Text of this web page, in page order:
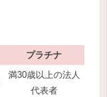
プラチナ
満30歳以上の法人
代表者